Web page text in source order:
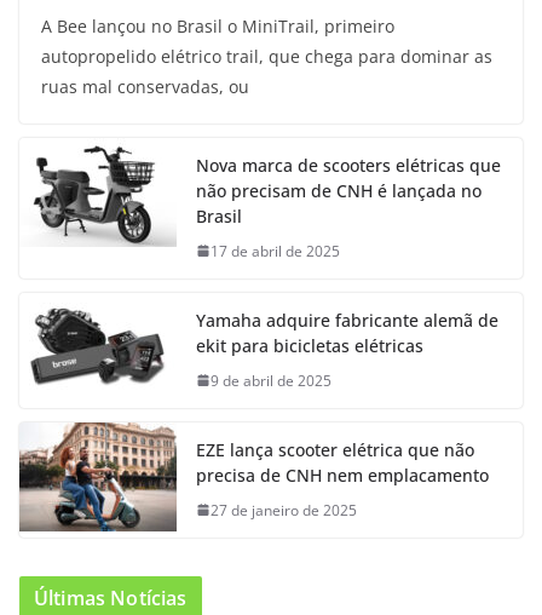
A Bee lançou no Brasil o MiniTrail, primeiro
autopropelido elétrico trail, que chega para dominar as
ruas mal conservadas, ou
Nova marca de scooters elétricas que
não precisam de CNH é lançada no
Brasil
17 de abril de 2025
Yamaha adquire fabricante alemã de
ekit para bicicletas elétricas
9 de abril de 2025
EZE lança scooter elétrica que não
precisa de CNH nem emplacamento
27 de janeiro de 2025
Últimas Notícias